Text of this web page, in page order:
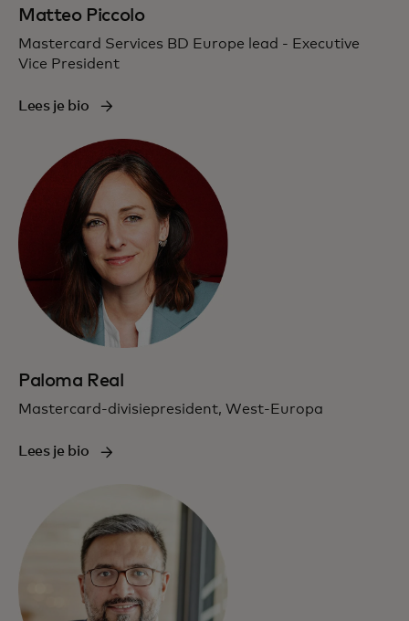
Matteo Piccolo
Mastercard Services BD Europe lead - Executive
Vice President
Lees je bio
Paloma Real
Mastercard-divisiepresident, West-Europa
Lees je bio